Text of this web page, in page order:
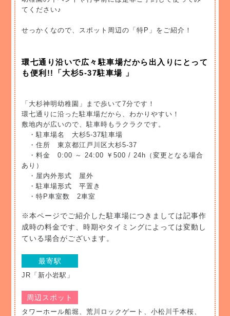
てください♪
せっかくなので、スポット周辺の「特P」をご紹介！
環七通り沿いで広々駐車場だから出入りにとって
も便利!!「大杉5-37駐車場 」
「大杉神明幼稚園」まで歩いて7分です！
環七通りに沿った駐車場だから、わかりやすい！
敷地内が広いので、駐車時もラクラクです。
・駐車場名 大杉5-37駐車場
・住所 東京都江戸川区大杉5-37
・料金 0:00 ～ 24:00 ￥500 / 24h（変更となる場合
あり）
・屋内外形式 屋外
・駐車場形式 平置き
・特P車室数 2車室
※本ページでご紹介した駐車場につきましては記事作
成時の料金です、時期やタイミングによっては変動し
ている場合がございます。
最寄駅
JR「新小岩駅」
周辺スポット
タワーホール船堀、荒川ロックゲート、小松川千本桜、